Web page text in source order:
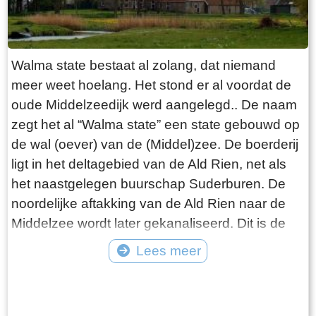
de pont gaat varen!
Walma state bestaat al zolang, dat niemand
meer weet hoelang. Het stond er al voordat de
oude Middelzeedijk werd aangelegd.. De naam
zegt het al “Walma state” een state gebouwd op
de wal (oever) van de (Middel)zee. De boerderij
ligt in het deltagebied van de Ald Rien, net als
het naastgelegen buurschap Suderburen. De
noordelijke aftakking van de Ald Rien naar de
Middelzee wordt later gekanaliseerd. Dit is de
Folsgaasteropvaart. Een kreek die hierop uit
komt, is de oude opvaart naar de boerderij. Bij
Lees meer